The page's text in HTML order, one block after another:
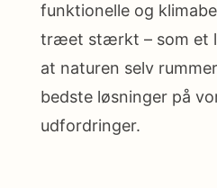
funktionelle og
træet stærkt – som et
at naturen selv
bedste løsninger på
udfordringer.